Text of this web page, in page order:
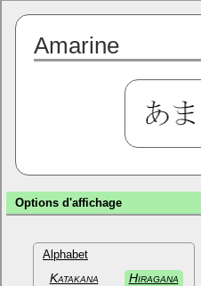
Amarine
Options d'affichage
Alphabet
Katakana Hiragana